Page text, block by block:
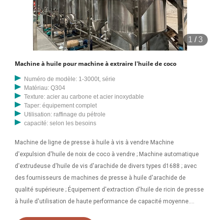
1 /3
Machine à huile pour machine à extraire l'huile de coco
Numéro de modèle: 1-3000t, série
Matériau: Q304
Texture: acier au carbone et acier inoxydable
Taper: équipement complet
Utilisation: raffinage du pétrole
capacité: selon les besoins
Machine de ligne de presse à huile à vis à vendre Machine
d'expulsion d'huile de noix de coco à vendre ; Machine automatique
d'extrudeuse d'huile de vis d'arachide de divers types d1688 ; avec
des fournisseurs de machines de presse à huile d'arachide de
qualité supérieure ; Équipement d'extraction d'huile de ricin de presse
à huile d'utilisation de haute performance de capacité moyenne.